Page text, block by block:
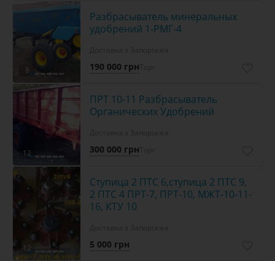
8
Разбрасыватель минеральных
удобрений 1-РМГ-4
190 000 грн
12
ПРТ 10-11 Разбрасыватель
Органических Удобрений
300 000 грн
12
Ступица 2 ПТС 6,ступица 2 ПТС 9,
2 ПТС 4 ПРТ-7, ПРТ-10, МЖТ-10-11-
16, КТУ 10
5 000 грн